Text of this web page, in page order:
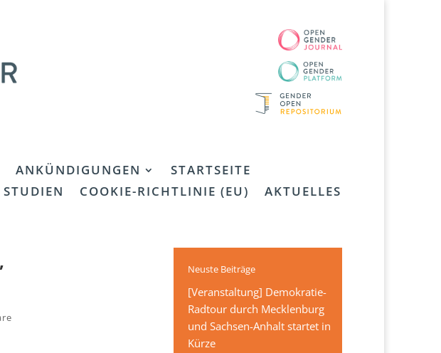
ANKÜNDIGUNGEN
STARTSEITE
COOKIE-RICHTLINIE (EU) AKTUELLES
Neuste Beiträge
[Veranstaltung] Demokratie-
Radtour durch Mecklenburg
und Sachsen-Anhalt startet in
Kürze